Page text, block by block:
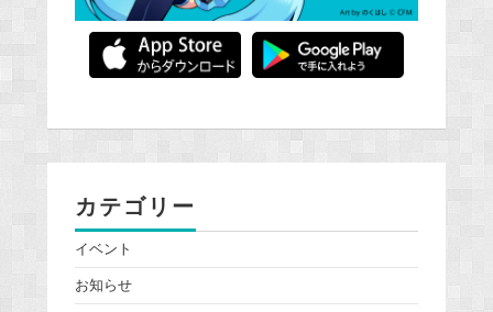
カテゴリー
イベント
お知らせ